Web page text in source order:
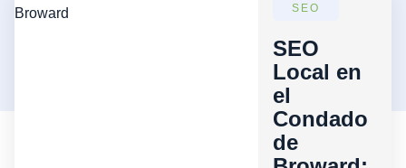
SEO
SEO
Local en
el
Condado
de